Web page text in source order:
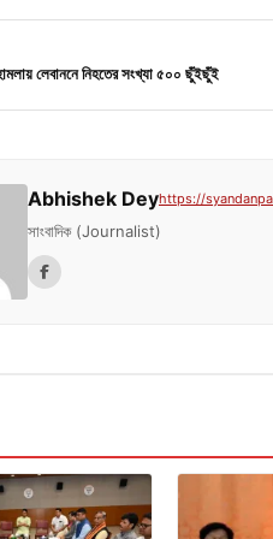
লেবাননে নিহতের সংখ্যা ৫০০ ছুঁইছুঁই
Abhishek Deyhttps://
সাংবাদিক (Journalist)